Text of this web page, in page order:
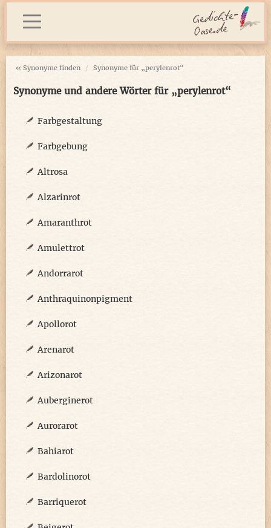
« Synonyme finden Synonyme für „perylenrot“
Synonyme und andere Wörter für „perylenrot“
Farbgestaltung
Farbgebung
Altrosa
Alzarinrot
Amaranthrot
Amulettrot
Andorrarot
Anthraquinonpigment
Apollorot
Arenarot
Arizonarot
Auberginerot
Aurorarot
Bahiarot
Bardolinorot
Barriquerot